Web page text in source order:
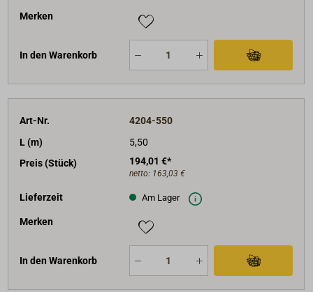
Merken
In den Warenkorb
Art-Nr.
4204-550
L (m)
5,50
Preis (Stück)
194,01 €*
netto: 163,03 €
Lieferzeit Am Lager
Merken
In den Warenkorb